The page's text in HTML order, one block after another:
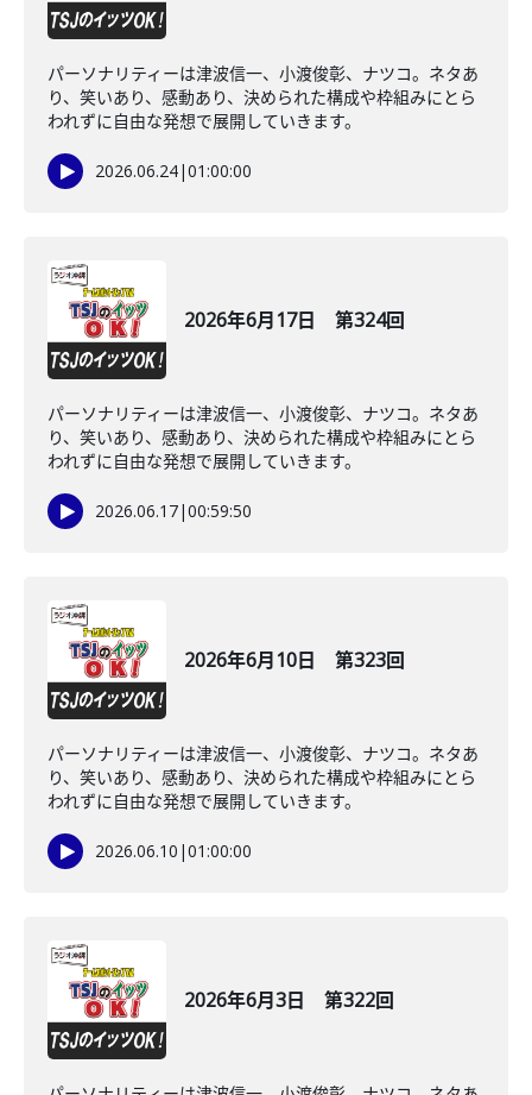
パーソナリティーは津波信一、小渡俊彰、ナツコ。ネタあ
り、笑いあり、感動あり、決められた構成や枠組みにとら
われずに自由な発想で展開していきます。
2026.06.24|01:00:00
2026年6月17日 第324回
パーソナリティーは津波信一、小渡俊彰、ナツコ。ネタあ
り、笑いあり、感動あり、決められた構成や枠組みにとら
われずに自由な発想で展開していきます。
2026.06.17|00:59:50
2026年6月10日 第323回
パーソナリティーは津波信一、小渡俊彰、ナツコ。ネタあ
り、笑いあり、感動あり、決められた構成や枠組みにとら
われずに自由な発想で展開していきます。
2026.06.10 |01:00:00
2026年6月3日 第322回